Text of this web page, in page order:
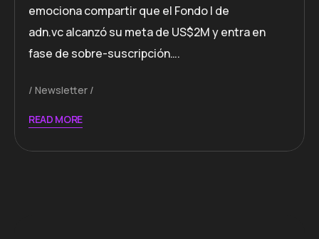
emociona compartir que el Fondo I de
adn.vc alcanzó su meta de US$2M y entra en
fase de sobre-suscripción….
Newsletter
READ MORE